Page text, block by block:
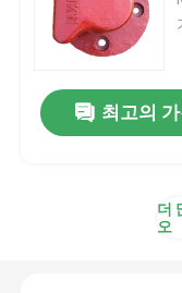
주요한 고무 방현
콘 고무 방현재
최고의
더
오